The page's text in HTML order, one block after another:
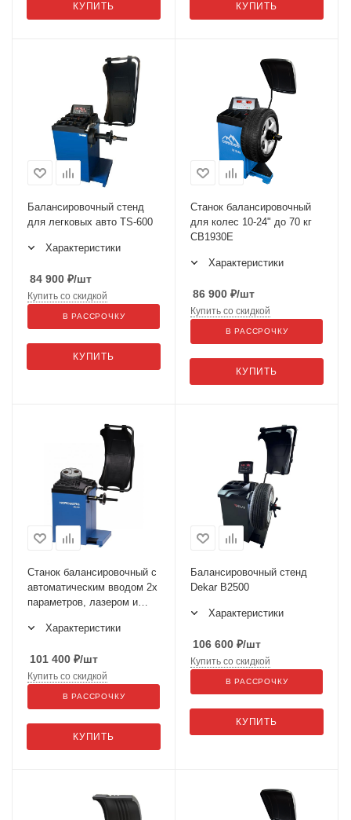
КУПИТЬ КУПИТЬ
Балансировочный стенд
для легковых авто TS-600
Характеристики
84 900 ₽/шт
КУПИТЬ
Купить со скидкой
В РАССРОЧКУ
Cтанок балансировочный
для колес 10-24" до 70 кг
CB1930E
Характеристики
86 900 ₽/шт
КУПИТЬ
Купить со скидкой
В РАССРОЧКУ
Станок балансировочный с
автоматическим вводом 2х
параметров, лазером и
4523N1Характеристики
101 400 ₽/шт
КУПИТЬ
Купить со скидкой
В РАССРОЧКУ
Балансировочный стенд
Dekar B2500
Характеристики
106 600 ₽/шт
КУПИТЬ
Купить со скидкой
В РАССРОЧКУ